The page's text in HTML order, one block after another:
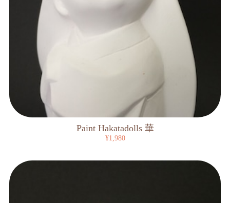
Paint Hakatadolls 華
¥1,980